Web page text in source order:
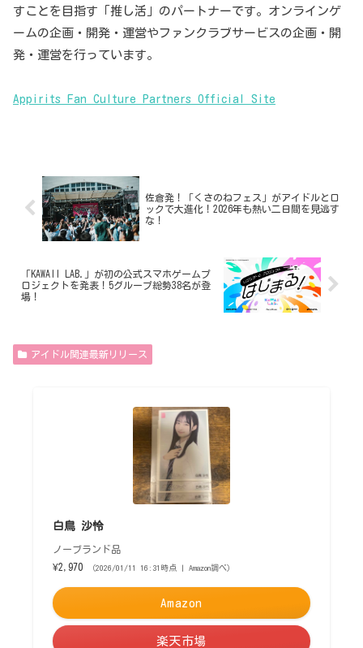
すことを目指す「推し活」のパートナーです。オンラインゲ
ームの企画・開発・運営やファンクラブサービスの企画・開
発・運営を行っています。
Appirits Fan Culture Partners Official Site
佐倉発！「くさのねフェス」がアイドルとロ
ックで大進化！2026年も熱い二日間を見逃す
な！
「KAWAII LAB.」が初の公式スマホゲームプ
ロジェクトを発表！5グループ総勢38名が登
場！
アイドル関連最新リリース
白鳥 沙怜
ノーブランド品
¥2,970
（2026/01/11 16:31時点 | Amazon調べ）
Amazon
楽天市場